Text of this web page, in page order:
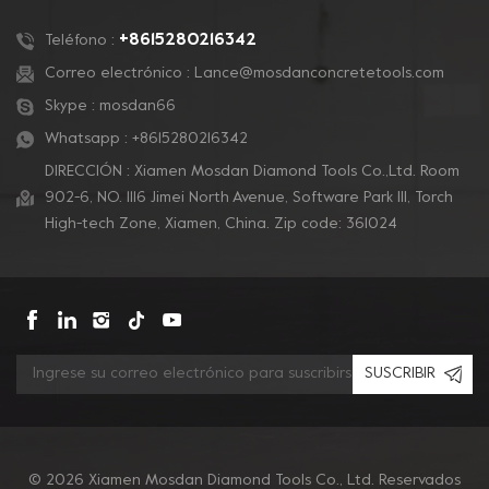
pulido de concreto.
Teléfono : +8615280216342
Correo electrónico : Lance@mosdanconcretetools.com
Skype : mosdan66
Whatsapp : +8615280216342
DIRECCIÓN : Xiamen Mosdan Diamond Tools Co.,Ltd. Room
902-6, NO. 1116 Jimei North Avenue, Software Park Ill, Torch
High-tech Zone, Xiamen, China. Zip code: 361024
SUSCRIBIR
© 2026 Xiamen Mosdan Diamond Tools Co., Ltd. Reservados